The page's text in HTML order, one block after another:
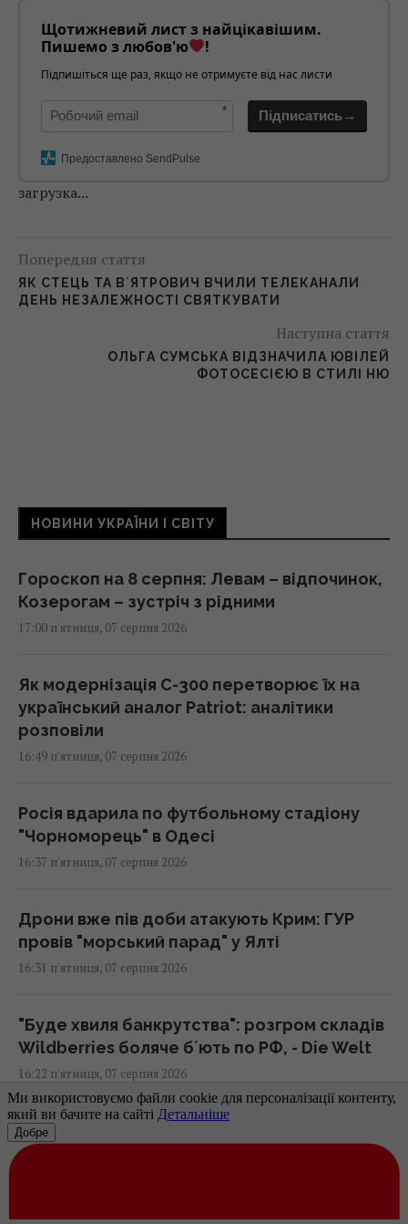
Щотижневий лист з найцікавішим.
Пишемо з любов'ю
!
Підпишіться ще раз, якщо не отримуєте від нас листи
* Підписатись→
Предоставлено SendPulse
загрузка...
Попередня стаття
ЯК СТЕЦЬ ТА В`ЯТРОВИЧ ВЧИЛИ ТЕЛЕКАНАЛИ
ДЕНЬ НЕЗАЛЕЖНОСТІ СВЯТКУВАТИ
Наступна стаття
ОЛЬГА СУМСЬКА ВІДЗНАЧИЛА ЮВІЛЕЙ
ФОТОСЕСІЄЮ В СТИЛІ НЮ
НОВИНИ УКРАЇНИ І СВІТУ
Гороскоп на 8 серпня: Левам – відпочинок,
Козерогам – зустріч з рідними
17:00 п'ятниця, 07 серпня 2026
Як модернізація С-300 перетворює їх на
український аналог Patriot: аналітики
розповіли
16:49 п'ятниця, 07 серпня 2026
Росія вдарила по футбольному стадіону
"Чорноморець" в Одесі
16:37 п'ятниця, 07 серпня 2026
Дрони вже пів доби атакують Крим: ГУР
провів "морський парад" у Ялті
16:31 п'ятниця, 07 серпня 2026
"Буде хвиля банкрутства": розгром складів
Wildberries боляче бʼють по РФ, - Die Welt
16:22 п'ятниця, 07 серпня 2026
Українців попередили про обман на касі:
що робити, якщо ціна в чеку вища за цінник